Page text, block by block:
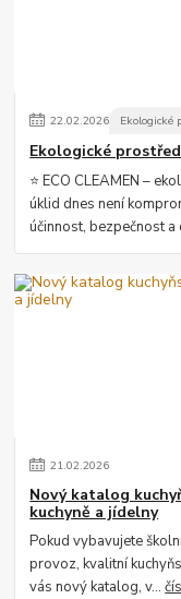
22.02.2026 Ekologické
Ekologické
⭐ ECO CLEAMEN –
úklid dnes není
účinnost, bezpečnost
21.02.2026
Nový katalog
kuchyně a jídelny
Pokud vybavujete
provoz, kvalitní
vás nový katalog, v...